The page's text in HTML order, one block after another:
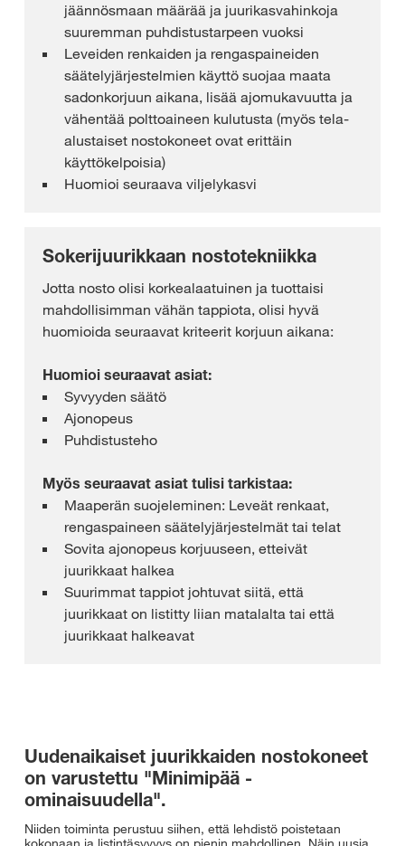
jäännösmaan määrää ja juurikasvahinkoja
suuremman puhdistustarpeen vuoksi
Leveiden renkaiden ja rengaspaineiden
säätelyjärjestelmien käyttö suojaa maata
sadonkorjuun aikana, lisää ajomukavuutta ja
vähentää polttoaineen kulutusta (myös tela-
alustaiset nostokoneet ovat erittäin
käyttökelpoisia)
Huomioi seuraava viljelykasvi
Sokerijuurikkaan nostotekniikka
Jotta nosto olisi korkealaatuinen ja tuottaisi
mahdollisimman vähän tappiota, olisi hyvä
huomioida seuraavat kriteerit korjuun aikana:
Huomioi seuraavat asiat:
Syvyyden säätö
Ajonopeus
Puhdistusteho
Myös seuraavat asiat tulisi tarkistaa:
Maaperän suojeleminen: Leveät renkaat,
rengaspaineen säätelyjärjestelmät tai telat
Sovita ajonopeus korjuuseen, etteivät
juurikkaat halkea
Suurimmat tappiot johtuvat siitä, että
juurikkaat on listitty liian matalalta tai että
juurikkaat halkeavat
Uudenaikaiset juurikkaiden nostokoneet
on varustettu "Minimipää -
ominaisuudella".
Niiden toiminta perustuu siihen, että lehdistö poistetaan